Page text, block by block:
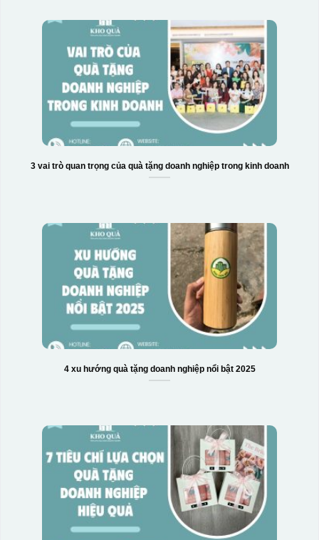
3 vai trò quan trọng của quà tặng doanh nghiệp trong kinh doanh
4 xu hướng quà tặng doanh nghiệp nổi bật 2025